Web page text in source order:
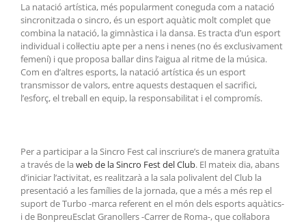
La natació artística, més popularment coneguda com a natació
sincronitzada o sincro, és un esport aquàtic molt complet que
combina la natació, la gimnàstica i la dansa. Es tracta d’un esport
individual i col·lectiu apte per a nens i nenes (no és exclusivament
femení) i que proposa ballar dins l’aigua al ritme de la música.
Com en d’altres esports, la natació artística és un esport
transmissor de valors, entre aquests destaquen el sacrifici,
l’esforç, el treball en equip, la responsabilitat i el compromís.
Per a participar a la Sincro Fest cal inscriure’s de manera gratuïta
a través de la web de la Sincro Fest del Club. El mateix dia, abans
d’iniciar l’activitat, es realitzarà a la sala polivalent del Club la
presentació a les famílies de la jornada, que a més a més rep el
suport de Turbo -marca referent en el món dels esports aquàtics-
i de BonpreuEsclat Granollers -Carrer de Roma-, que col·labora